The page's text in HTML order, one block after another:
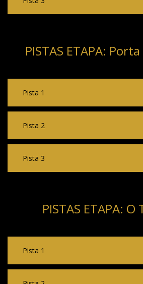
PISTAS ETAPA:
Pista 1
Pista 2
Pista 3
PISTAS ETAPA:
Pista 1